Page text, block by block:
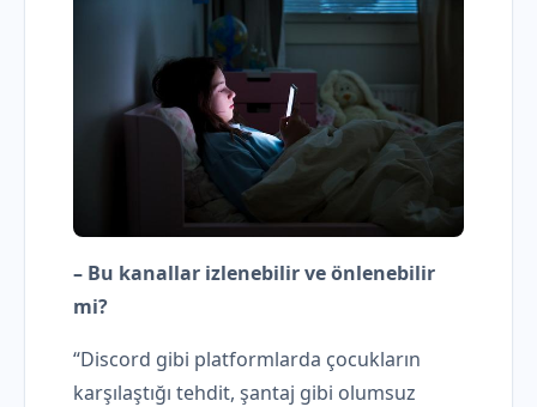
– Bu kanallar izlenebilir ve önlenebilir
mi?
“Discord gibi platformlarda çocukların
karşılaştığı tehdit, şantaj gibi olumsuz